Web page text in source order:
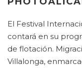
El Festival
contará en su
de flotación.
Villalonga,